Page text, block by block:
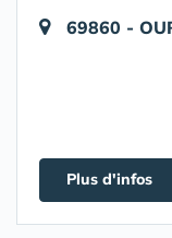
69860 -
Plus d'infos